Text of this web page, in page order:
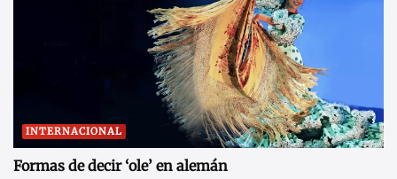
INTERNACIONAL
Formas de decir ‘ole’ en alemán